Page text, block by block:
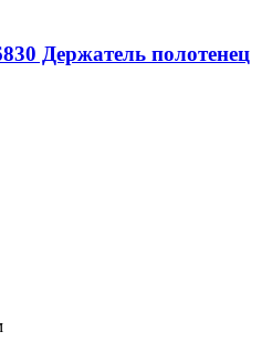
Держатель полотенец